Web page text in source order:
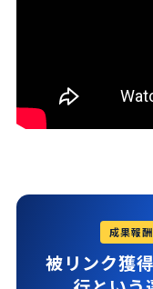
成果報
被リンク獲